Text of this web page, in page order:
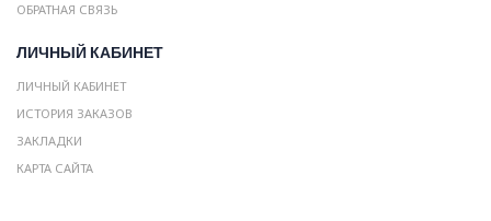
ОБРАТНАЯ СВЯЗЬ
ЛИЧНЫЙ КАБИНЕТ
ЛИЧНЫЙ КАБИНЕТ
ИСТОРИЯ ЗАКАЗОВ
ЗАКЛАДКИ
КАРТА САЙТА